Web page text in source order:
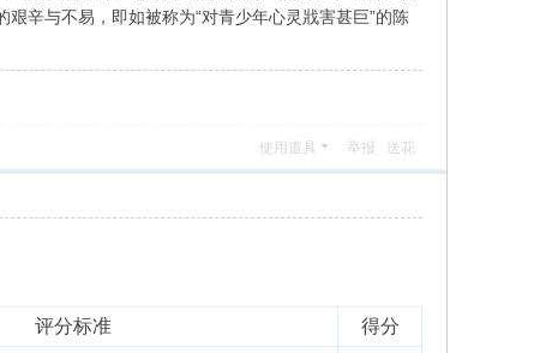
辛与不易，即如被称为“对青少年心灵戕害甚巨”的陈
使用道具 举报 送花
评分标准 得分